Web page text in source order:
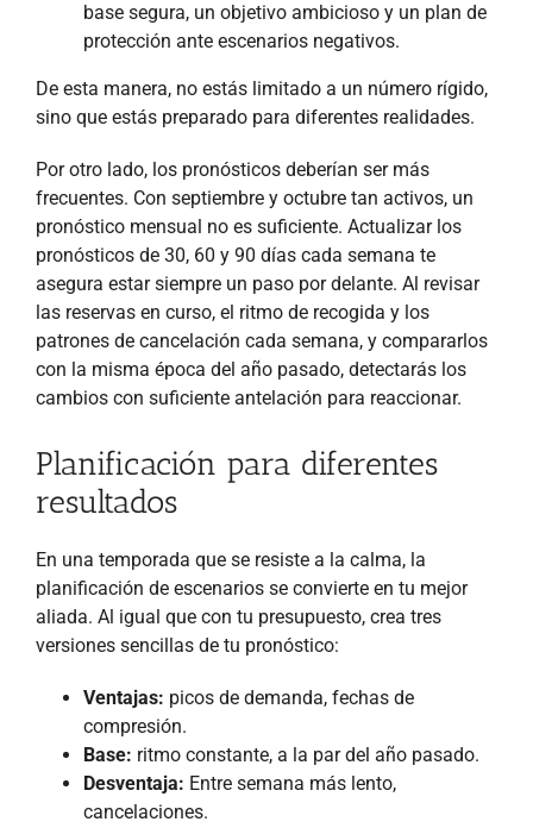
base segura, un objetivo ambicioso y un plan de
protección ante escenarios negativos.
De esta manera, no estás limitado a un número rígido,
sino que estás preparado para diferentes realidades.
Por otro lado, los pronósticos deberían ser más
frecuentes. Con septiembre y octubre tan activos, un
pronóstico mensual no es suficiente. Actualizar los
pronósticos de 30, 60 y 90 días cada semana te
asegura estar siempre un paso por delante. Al revisar
las reservas en curso, el ritmo de recogida y los
patrones de cancelación cada semana, y compararlos
con la misma época del año pasado, detectarás los
cambios con suficiente antelación para reaccionar.
Planificación para diferentes
resultados
En una temporada que se resiste a la calma, la
planificación de escenarios se convierte en tu mejor
aliada. Al igual que con tu presupuesto, crea tres
versiones sencillas de tu pronóstico:
Ventajas: picos de demanda, fechas de
compresión.
Base: ritmo constante, a la par del año pasado.
Desventaja: Entre semana más lento,
cancelaciones.